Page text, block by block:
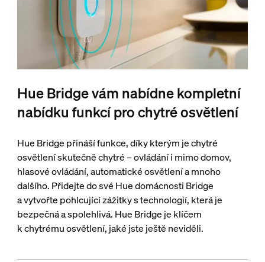
Hue Bridge vám nabídne kompletní
nabídku funkcí pro chytré osvětlení
Hue Bridge přináší funkce, díky kterým je chytré
osvětlení skutečně chytré – ovládání i mimo domov,
hlasové ovládání, automatické osvětlení a mnoho
dalšího. Přidejte do své Hue domácnosti Bridge
a vytvořte pohlcující zážitky s technologií, která je
bezpečná a spolehlivá. Hue Bridge je klíčem
k chytrému osvětlení, jaké jste ještě neviděli.